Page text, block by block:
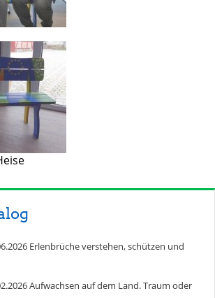
Erlenbrüche verstehen, schützen und
Aufwachsen auf dem Land. Traum oder